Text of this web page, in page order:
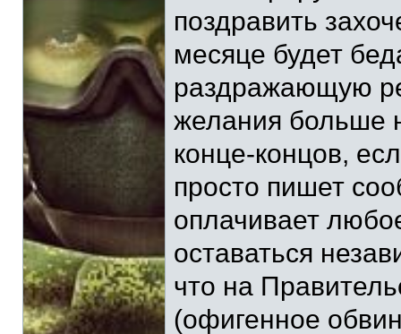
поздравить
месяце будет
раздражающую
желания больше
конце-концов,
просто пишет
оплачивает
оставаться
что на
(офигенное